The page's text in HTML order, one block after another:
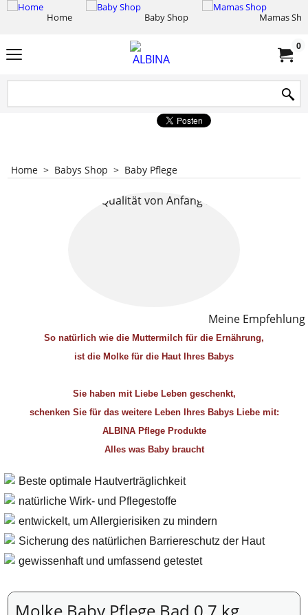
Home Baby Shop Mamas
0
Home > Babys Shop > Baby Pflege
Meine Empfehlung
So natürlich wie die Muttermilch für die Ernährung,
ist die Molke für die Haut Ihres Babys
Sie haben mit Liebe Leben geschenkt,
schenken Sie für das weitere Leben Ihres Babys Liebe mit:
ALBINA Pflege Produkte
Alles was Baby braucht
Beste optimale Hautverträglichkeit
natürliche Wirk- und Pflegestoffe
entwickelt, um Allergierisiken zu mindern
Sicherung des natürlichen Barriereschutz der Haut
gewissenhaft und umfassend getestet
Molke Baby Pflege Bad 0,7 kg